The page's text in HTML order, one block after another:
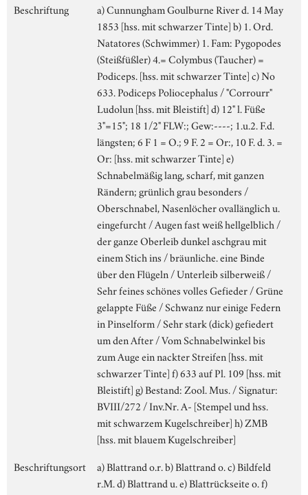
Beschriftung
a) Cunnungham Goulburne River d. 14 May
1853 [hss. mit schwarzer Tinte] b) 1. Ord.
Natatores (Schwimmer) 1. Fam: Pygopodes
(Steißfüßler) 4.= Colymbus (Taucher) =
Podiceps. [hss. mit schwarzer Tinte] c) No
633. Podiceps Poliocephalus / "Corrourr"
Ludolun [hss. mit Bleistift] d) 12" l. Füße
3"=15"; 18 1/2" FLW:; Gew:----; 1.u.2. F.d.
längsten; 6 F 1 = O.; 9 F. 2 = Or:, 10 F. d. 3. =
Or: [hss. mit schwarzer Tinte] e)
Schnabelmäßig lang, scharf, mit ganzen
Rändern; grünlich grau besonders /
Oberschnabel, Nasenlöcher ovallänglich u.
eingefurcht / Augen fast weiß hellgelblich /
der ganze Oberleib dunkel aschgrau mit
einem Stich ins / bräunliche. eine Binde
über den Flügeln / Unterleib silberweiß /
Sehr feines schönes volles Gefieder / Grüne
gelappte Füße / Schwanz nur einige Federn
in Pinselform / Sehr stark (dick) gefiedert
um den After / Vom Schnabelwinkel bis
zum Auge ein nackter Streifen [hss. mit
schwarzer Tinte] f) 633 auf Pl. 109 [hss. mit
Bleistift] g) Bestand: Zool. Mus. / Signatur:
BVIII/272 / Inv.Nr. A- [Stempel und hss.
mit schwarzem Kugelschreiber] h) ZMB
[hss. mit blauem Kugelschreiber]
Beschriftungsort
a) Blattrand o.r. b) Blattrand o. c) Bildfeld
r.M. d) Blattrand u. e) Blattrückseite o. f)